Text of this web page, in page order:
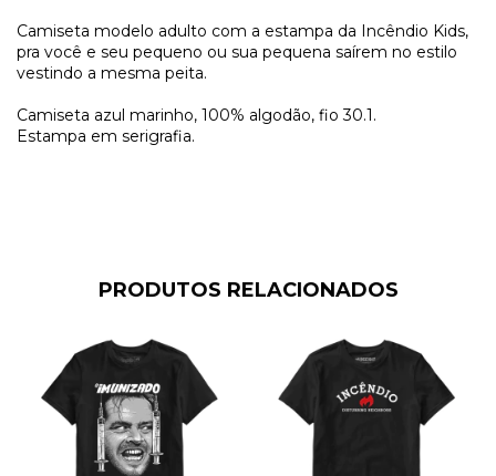
Camiseta modelo adulto com a estampa da Incêndio Kids,
pra você e seu pequeno ou sua pequena saírem no estilo
vestindo a mesma peita.
Camiseta azul marinho, 100% algodão, fio 30.1.
Estampa em serigrafia.
PRODUTOS RELACIONADOS